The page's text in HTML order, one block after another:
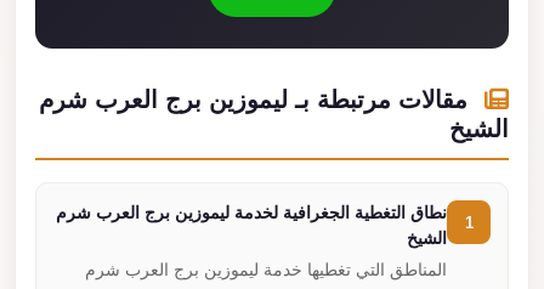
مقالات مرتبطة بـ ليموزين برج العرب شرم
الشيخ
نطاق التغطية الجغرافية لخدمة ليموزين برج العرب شرم
الشيخ
المناطق التي تغطيها خدمة ليموزين برج العرب شرم